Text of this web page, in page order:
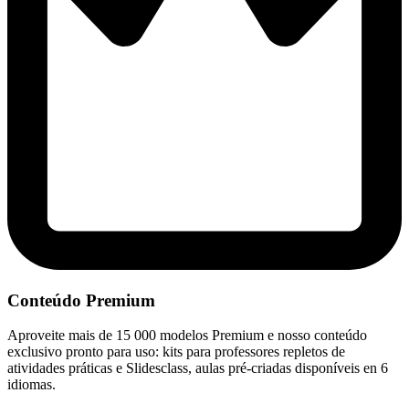
Conteúdo Premium
Aproveite mais de 15 000 modelos Premium e nosso conteúdo
exclusivo pronto para uso: kits para professores repletos de
atividades práticas e Slidesclass, aulas pré-criadas disponíveis en 6
idiomas.